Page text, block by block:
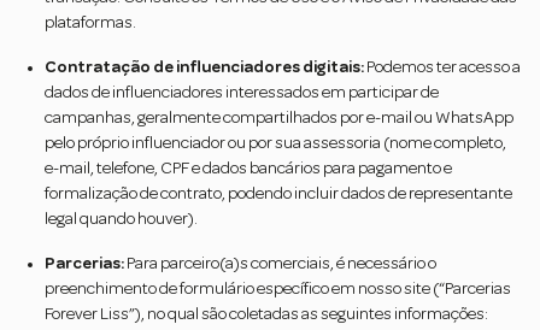
plataformas.
Contratação de influenciadores digitais: Podemos ter acesso a
dados de influenciadores interessados em participar de
campanhas, geralmente compartilhados por e-mail ou WhatsApp
pelo próprio influenciador ou por sua assessoria (nome completo,
e-mail, telefone, CPF e dados bancários para pagamento e
formalização de contrato, podendo incluir dados de representante
legal quando houver).
Parcerias: Para parceiro(a)s comerciais, é necessário o
preenchimento de formulário específico em nosso site (“Parcerias
Forever Liss”), no qual são coletadas as seguintes informações: